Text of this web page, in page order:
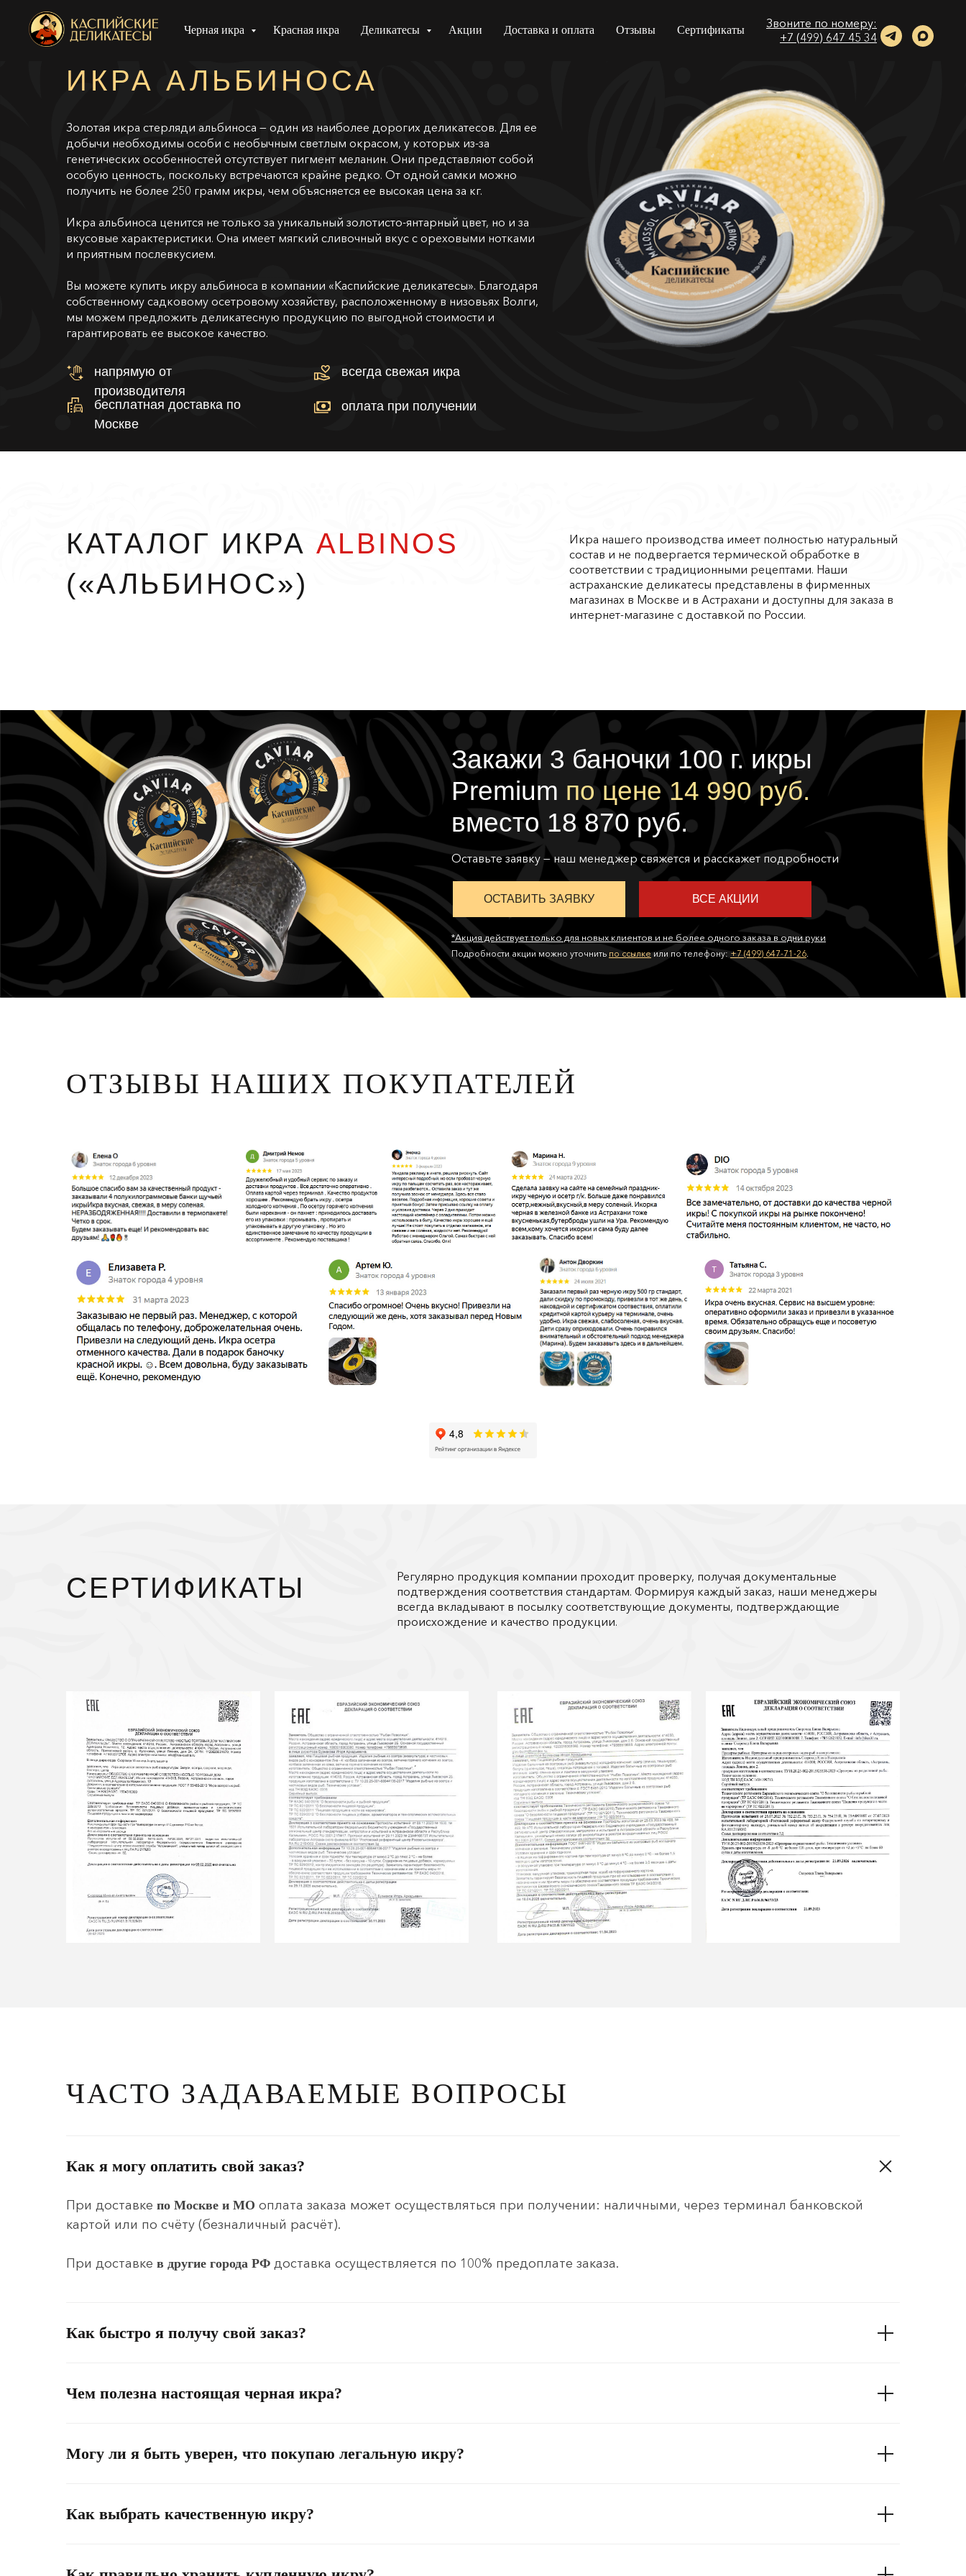
Черная икра Красная икра Деликатесы Акции Доставка и оплата Отзывы Сертификаты
Звоните по номеру:
+7 (499) 647 45 34
напрямую от
производителя
ИКРА АЛЬБИНОСА
всегда свежая икра
Золотая икра стерляди альбиноса — один из наиболее дорогих деликатесов. Для ее
добычи необходимы особи с необычным светлым окрасом, у которых из-за
генетических особенностей отсутствует пигмент меланин. Они представляют собой
особую ценность, поскольку встречаются крайне редко. От одной самки можно
получить не более 250 грамм икры, чем объясняется ее высокая цена за кг.
Икра альбиноса ценится не только за уникальный золотисто-янтарный цвет, но и за
вкусовые характеристики. Она имеет мягкий сливочный вкус с ореховыми нотками
и приятным послевкусием.
Вы можете купить икру альбиноса в компании «Каспийские деликатесы». Благодаря
собственному садковому осетровому хозяйству, расположенному в низовьях Волги,
мы можем предложить деликатесную продукцию по выгодной стоимости и
гарантировать ее высокое качество.
оплата при получении
бесплатная доставка по
Москве
КАТАЛОГ ИКРА ALBINOS
(«АЛЬБИНОС»)
Икра нашего производства имеет полностью натуральный
состав и не подвергается термической обработке в
соответствии с традиционными рецептами. Наши
астраханские деликатесы представлены в фирменных
магазинах в Москве и в Астрахани и доступны для заказа в
интернет-магазине с доставкой по России.
Закажи 3 баночки 100 г. икры
Premium по цене 14 990 руб.
вместо 18 870 руб.
*Акция действует только для новых клиентов и не более одного заказа в одни руки
Подробности акции можно уточнить по ссылкеили по телефону:+7 (499) 647-71-26.
Оставьте заявку — наш менеджер свяжется и расскажет подробности
ОСТАВИТЬ ЗАЯВКУ ВСЕ АКЦИИ
ОТЗЫВЫ НАШИХ ПОКУПАТЕЛЕЙ
СЕРТИФИКАТЫ
Регулярно продукция компании проходит проверку, получая документальные
подтверждения соответствия стандартам. Формируя каждый заказ, наши менеджеры
всегда вкладывают в посылку соответствующие документы, подтверждающие
происхождение и качество продукции.
ЧАСТО ЗАДАВАЕМЫЕ ВОПРОСЫ
Как я могу оплатить свой заказ?
При доставке по Москве и МО оплата заказа может осуществляться при получении: наличными, через терминал банковской
картой или по счёту (безналичный расчёт).
При доставке в другие города РФ доставка осуществляется по 100% предоплате заказа.
Как быстро я получу свой заказ?
Чем полезна настоящая черная икра?
Могу ли я быть уверен, что покупаю легальную икру?
Как выбрать качественную икру?